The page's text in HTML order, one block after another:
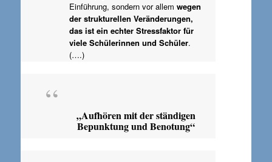
Einführung, sondern vor allem wegen
der strukturellen Veränderungen,
das ist ein echter Stressfaktor für
viele Schülerinnen und Schüler.
(….)
„Aufhören mit der ständigen
Bepunktung und Benotung“